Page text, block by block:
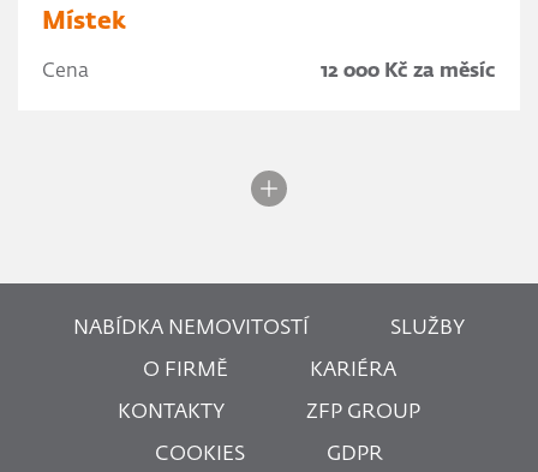
Místek
Cena 12 000 Kč za měsíc
NABÍDKA NEMOVITOSTÍ SLUŽBY
O FIRMĚ KARIÉRA
KONTAKTY ZFP GROUP
COOKIES GDPR